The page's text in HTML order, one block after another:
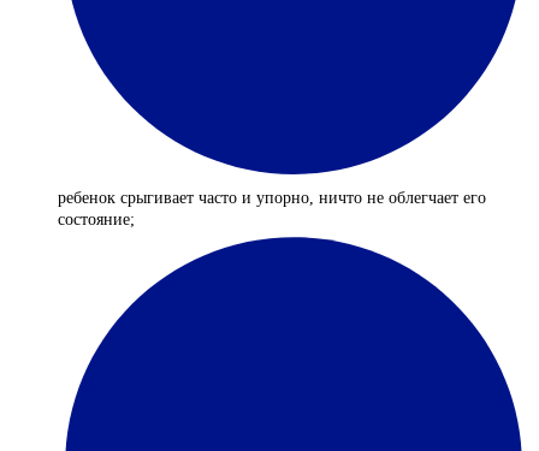
ребенок срыгивает часто и упорно, ничто не облегчает его
состояние;